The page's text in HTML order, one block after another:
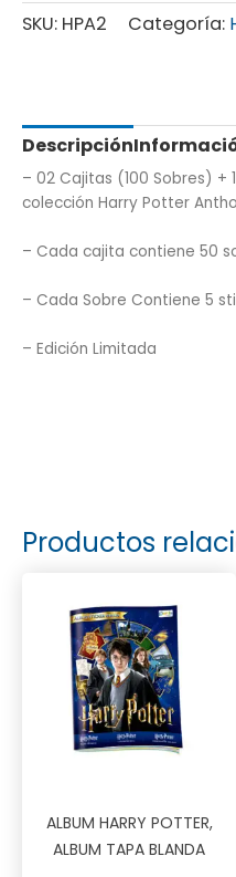
SKU: HPA2 Categoría:
Descripción
– 02 Cajitas (100 Sobres) +
colección Harry Potter
– Cada cajita contiene 50
– Cada Sobre Contiene 5
– Edición Limitada
Productos
ALBUM HARRY POTTER,
ALBUM TAPA BLANDA